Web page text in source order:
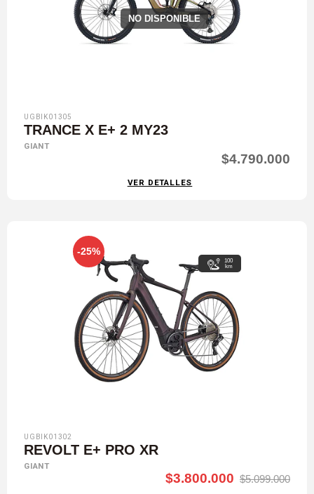
NO DISPONIBLE
UGBIK01305
TRANCE X E+ 2 MY23
GIANT
$4.790.000
VER DETALLES
-25%
100
km
UGBIK01302
REVOLT E+ PRO XR
GIANT
$3.800.000 $5.099.000